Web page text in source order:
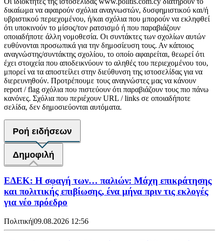
δικαίωμα να αφαιρούν σχόλια αναγνωστών, δυσφημιστικού και/ή
υβριστικού περιεχομένου, ή/και σχόλια που μπορούν να εκληφθεί
ότι υποκινούν το μίσος/τον ρατσισμό ή που παραβιάζουν
οποιαδήποτε άλλη νομοθεσία. Οι συντάκτες των σχολίων αυτών
ευθύνονται προσωπικά για την δημοσίευση τους. Αν κάποιος
αναγνώστης/συντάκτης σχολίου, το οποίο αφαιρείται, θεωρεί ότι
έχει στοιχεία που αποδεικνύουν το αληθές του περιεχομένου του,
μπορεί να τα αποστείλει στην διεύθυνση της ιστοσελίδας για να
διερευνηθούν. Προτρέπουμε τους αναγνώστες μας να κάνουν
report / flag σχόλια που πιστεύουν ότι παραβιάζουν τους πιο πάνω
κανόνες. Σχόλια που περιέχουν URL / links σε οποιαδήποτε
σελίδα, δεν δημοσιεύονται αυτόματα.
Ροή ειδήσεων
Δημοφιλή
ΕΔΕΚ: Η σφαγή των… παλιών: Μάχη επικράτησης
και πολιτικής επιβίωσης, ένα μήνα πριν τις εκλογές
για νέο πρόεδρο
Πολιτική|09.08.2026 12:56